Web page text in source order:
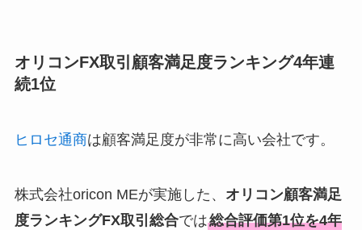
オリコンFX取引顧客満足度ランキング4年連
続1位
ヒロセ通商は顧客満足度が非常に高い会社です。
株式会社oricon MEが実施した、 オリコン顧客満足
度ランキングFX取引総合では総合評価第1位を4年